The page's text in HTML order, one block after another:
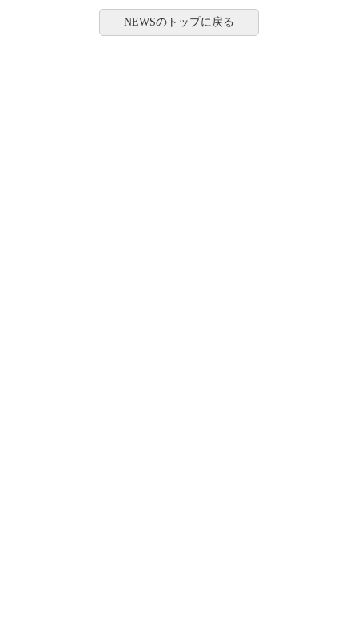
NEWSのトップに戻る